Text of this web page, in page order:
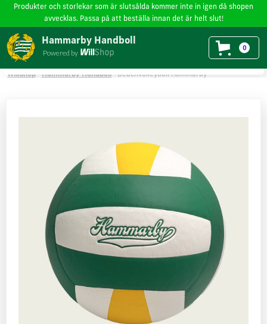
Vi använder cookies på willshop.se. Läs mer i vår
Läs mer
Produkter och storlekar som är slutsålda kommer inte in igen då shopen
avvecklas. Passa på att beställa innan det är helt slut!
Hammarby Handboll
Powered by
0
WillShop Hammarby Handboll Beachvolleyboll Hammarby